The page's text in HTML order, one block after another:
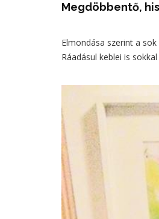
Megdöbbentő,
Elmondása szerint a
Ráadásul keblei is